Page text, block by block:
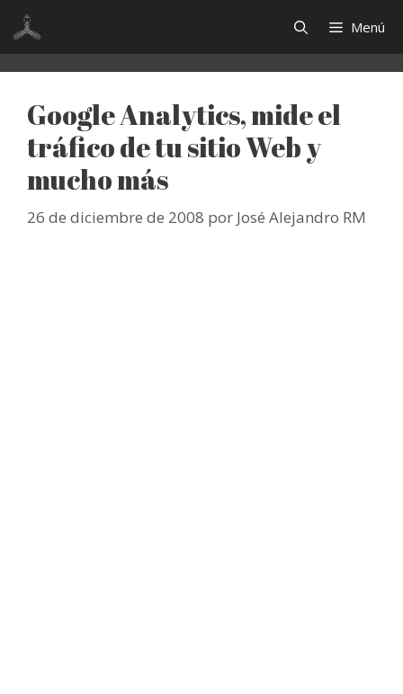
Saltar
contenido
Menú
Google Analytics, mide el
tráfico de tu sitio Web y
mucho más
26 de diciembre de 2008 por José Alejandro RM